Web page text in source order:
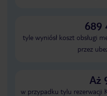
689
tyle wyniósł koszt obsługi
przez
Aż
w przypadku tylu rezerwacji